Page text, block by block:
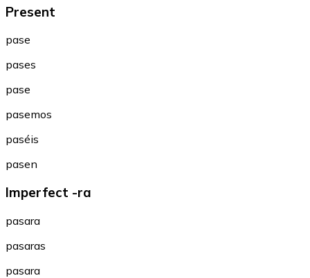
Present
pase
pases
pase
pasemos
paséis
pasen
Imperfect -ra
pasara
pasaras
pasara